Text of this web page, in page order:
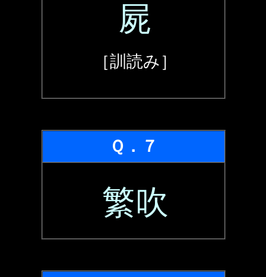
屍
［訓読み］
Ｑ．７
繁吹